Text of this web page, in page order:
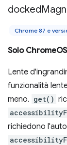
docked
Chrome 87 e
Solo
Lente
funzionalità
meno. get()
richiedono